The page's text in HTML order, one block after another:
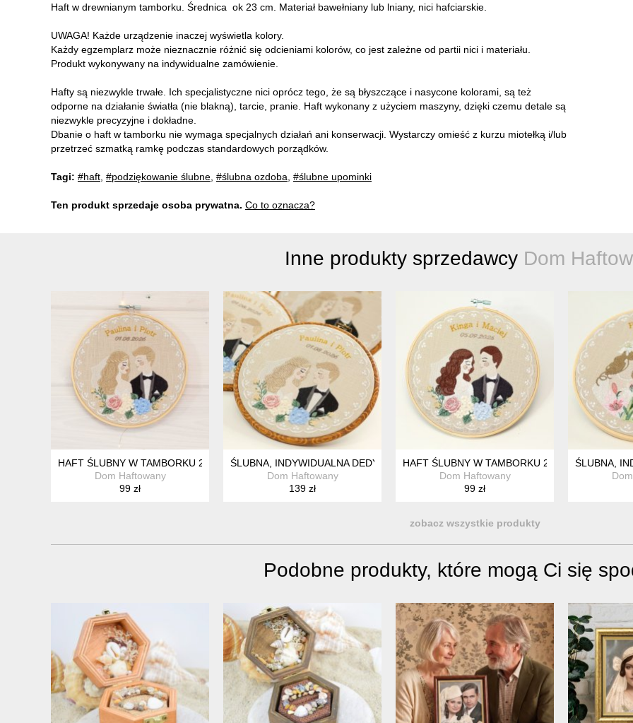
Haft w drewnianym tamborku. Średnica ok 23 cm. Materiał bawełniany lub lniany, nici hafciarskie.
UWAGA! Każde urządzenie inaczej wyświetla kolory.
Każdy egzemplarz może nieznacznie różnić się odcieniami kolorów, co jest zależne od partii nici i materiału.
Produkt wykonywany na indywidualne zamówienie.
Hafty są niezwykle trwałe. Ich specjalistyczne nici oprócz tego, że są błyszczące i nasycone kolorami, są też
odporne na działanie światła (nie blakną), tarcie, pranie. Haft wykonany z użyciem maszyny, dzięki czemu detale są
niezwykle precyzyjne i dokładne.
Dbanie o haft w tamborku nie wymaga specjalnych działań ani konserwacji. Wystarczy omieść z kurzu miotełką i/lub
przetrzeć szmatką ramkę podczas standardowych porządków.
Tagi: #haft #podziękowanie ślubne #ślubna ozdoba #ślubne upominki
Ten produkt sprzedaje osoba prywatna. Co to oznacza?
Inne produkty sprzedawcy Dom
HAFT ŚLUBNY W TAMBORKU 20 CM, INDYWIDUALNA PAMIĄTKA ŚLUBNA 31
Dom Haftowany
99 zł
ŚLUBNA, INDYWIDUALNA DEDYKACJA, HAFT W OPRAWIE VINTAGE
Dom Haftowany
139 zł
HAFT ŚLUBNY W TAMBORKU 20 CM,
Dom Haftowany
99 zł
ŚLUBNA,
zobacz wszystkie produkty
Podobne produkty, które mogą Ci się